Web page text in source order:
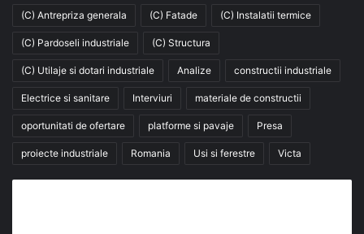
(C) Antrepriza generala (C) Fatade (C) Instalatii termice
(C) Pardoseli industriale (C) Structura
(C) Utilaje si dotari industriale Analize constructii industriale
Electrice si sanitare Interviuri materiale de constructii
oportunitati de ofertare platforme si pavaje Presa
proiecte industriale Romania Usi si ferestre Victa